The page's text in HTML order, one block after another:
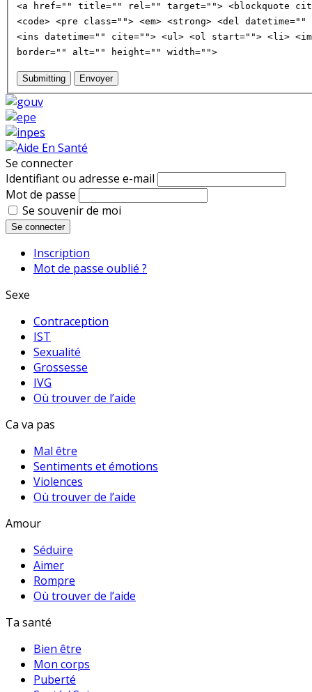
<a href="" title="" rel="" target=""> <blockquote
<code> <pre class=""> <em> <strong> <del
<ins datetime="" cite=""> <ul> <ol start=""> <li>
border="" alt="" height="" width="">
Submitting Envoyer
Se connecter
Identifiant ou adresse e-mail
Mot de passe
Se souvenir de moi
Se connecter
Inscription
Mot de passe oublié ?
Sexe
Contraception
IST
Sexualité
Grossesse
IVG
Où trouver de l’aide
Ca va pas
Mal être
Sentiments et émotions
Violences
Où trouver de l’aide
Amour
Séduire
Aimer
Rompre
Où trouver de l’aide
Ta santé
Bien être
Mon corps
Puberté